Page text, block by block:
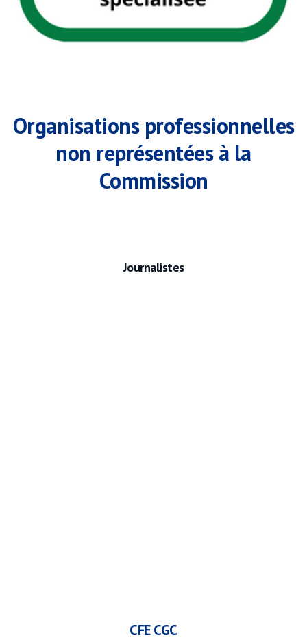
Organisations professionnelles
non représentées à la
Commission
Journalistes
CFE CGC